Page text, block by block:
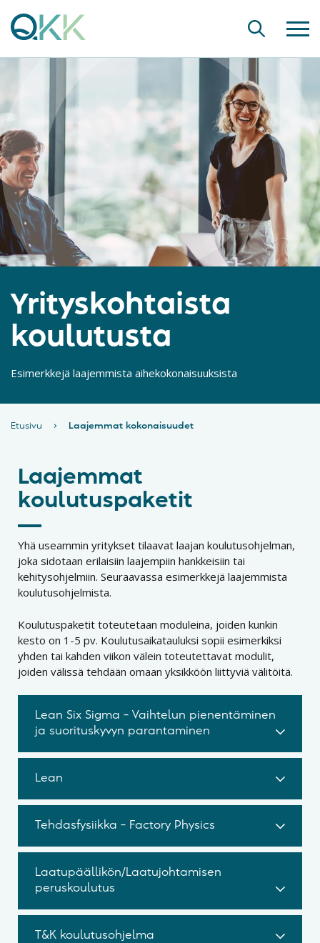
Yrityskohtaista
koulutusta
Esimerkkejä laajemmista aihekokonaisuuksista
Etusivu › Laajemmat kokonaisuudet
Laajemmat
koulutuspaketit
Yhä useammin yritykset tilaavat laajan koulutusohjelman,
joka sidotaan erilaisiin laajempiin hankkeisiin tai
kehitysohjelmiin. Seuraavassa esimerkkejä laajemmista
koulutusohjelmista.
Koulutuspaketit toteutetaan moduleina, joiden kunkin
kesto on 1-5 pv. Koulutusaikatauluksi sopii esimerkiksi
yhden tai kahden viikon välein toteutettavat modulit,
joiden välissä tehdään omaan yksikköön liittyviä välitöitä.
Lean Six Sigma – Vaihtelun pienentäminen
ja suorituskyvyn parantaminen
Lean
Tehdasfysiikka – Factory Physics
Laatupäällikön/Laatujohtamisen
peruskoulutus
T&K koulutusohjelma